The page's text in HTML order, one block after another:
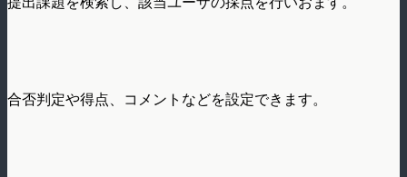
合否判定や得点、コメントなどを設定できます。